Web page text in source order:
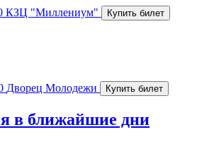
КЗЦ "Миллениум"
Дворец Молодежи
в ближайшие дни